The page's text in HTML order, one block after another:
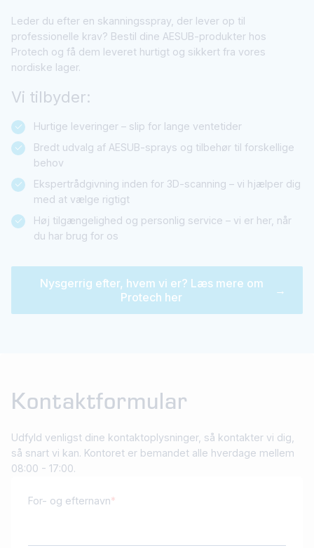
Leder du efter en skanningsspray, der lever op til
professionelle krav? Bestil dine AESUB-produkter hos
Protech og få dem leveret hurtigt og sikkert fra vores
nordiske lager.
Vi tilbyder:
Hurtige leveringer – slip for lange ventetider
Bredt udvalg af AESUB-sprays og tilbehør til forskellige
behov
Ekspertrådgivning inden for 3D-scanning – vi hjælper dig
med at vælge rigtigt
Høj tilgængelighed og personlig service – vi er her, når
du har brug for os
Nysgerrig efter, hvem vi er? Læs mere om
Protech her
→
Kontaktformular
Udfyld venligst dine kontaktoplysninger, så kontakter vi dig,
så snart vi kan. Kontoret er bemandet alle hverdage mellem
08:00 - 17:00.
For- og efternavn